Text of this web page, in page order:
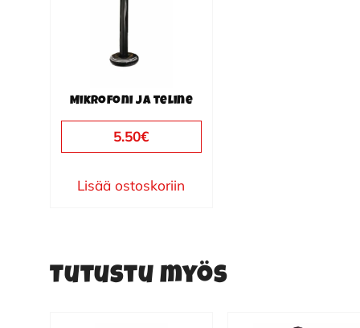
Mikrofoni ja teline
5.50€
Lisää ostoskoriin
Tutustu myös